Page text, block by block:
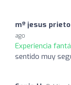
mº jesus
ago
Experiencia
sentido muy